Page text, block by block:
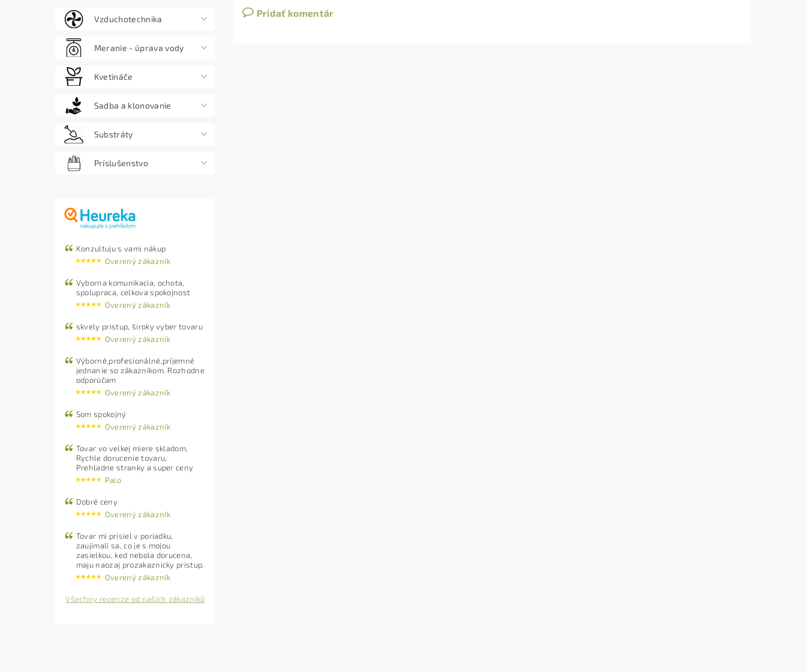
Vzduchotechnika
Meranie - úprava vody
Kvetináče
Sadba a klonovanie
Substráty
Príslušenstvo
Konzultuju s vami nákup
Overený zákazník
Vyborna komunikacia, ochota,
spolupraca, celkova spokojnost
Overený zákazník
skvely pristup, široky vyber tovaru
Overený zákazník
Výborné,profesionálné,príjemné
jednanie so zákazníkom. Rozhodne
odporúčam
Overený zákazník
Som spokojný
Overený zákazník
Tovar vo velkej miere skladom,
Rychle dorucenie tovaru,
Prehladne stranky a super ceny
Palo
Dobré ceny
Overený zákazník
Tovar mi prisiel v poriadku,
zaujimali sa, co je s mojou
zasielkou, ked nebola dorucena,
maju naozaj prozakaznicky pristup.
Overený zákazník
Všechny recenze od našich zákazníků
Pridať komentár